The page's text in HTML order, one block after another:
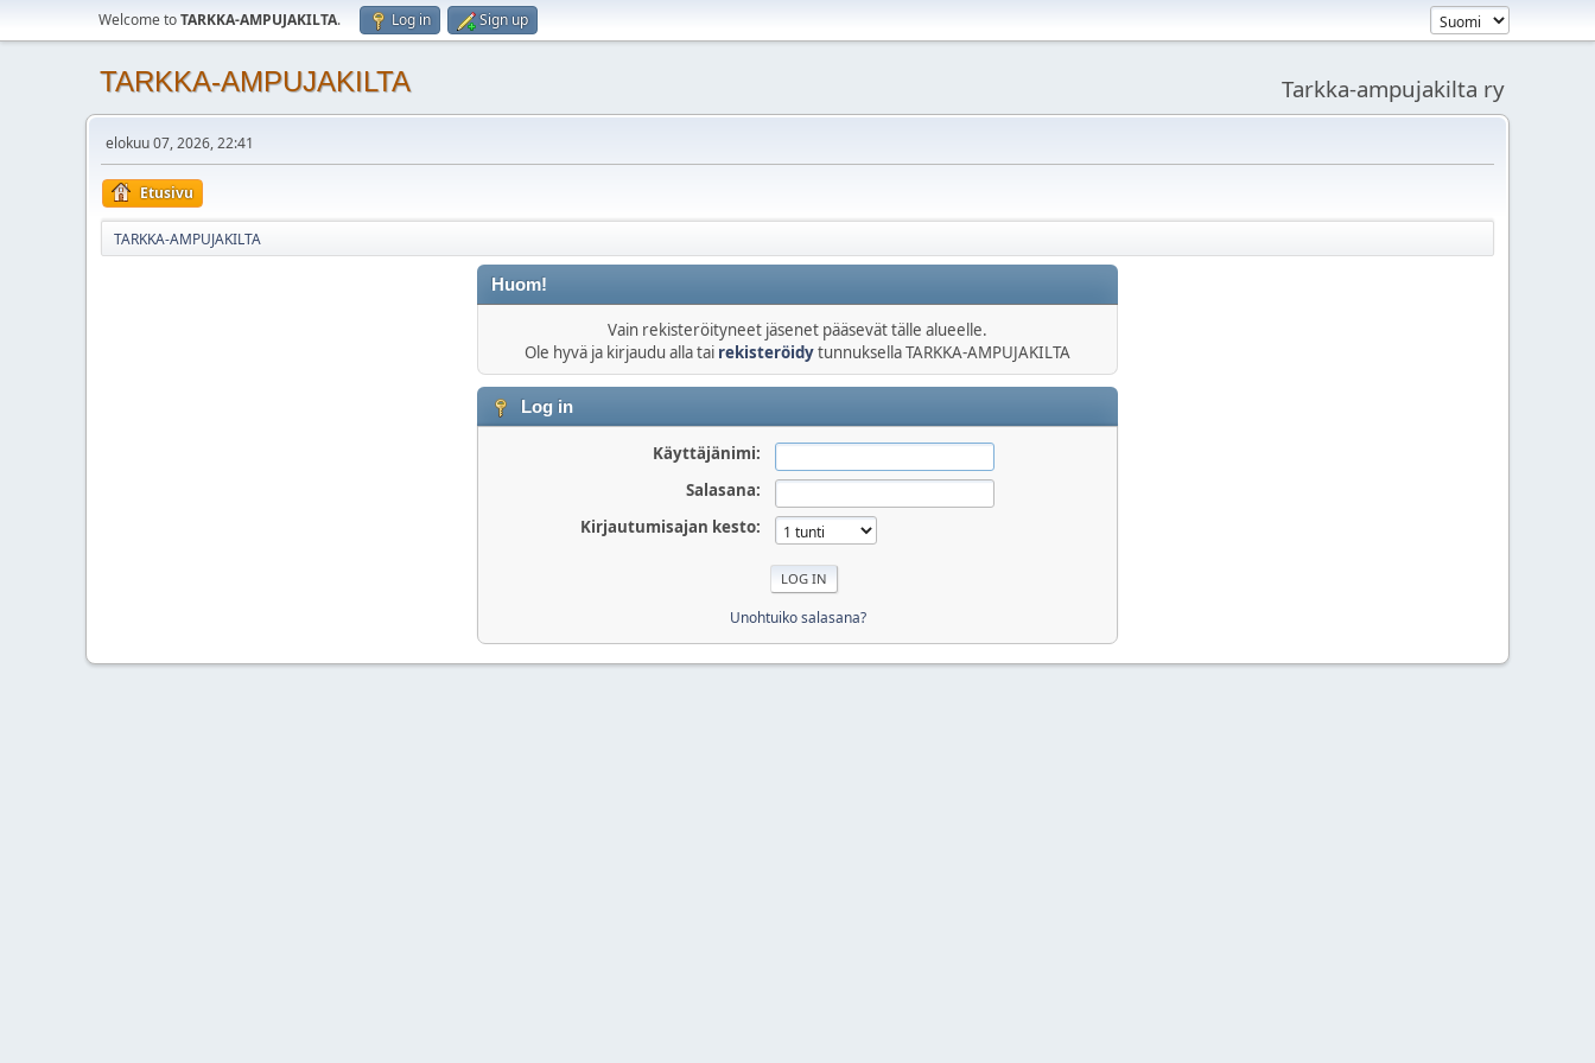
Welcome toTARKKA-AMPUJAKILTA. Log in Sign up
TARKKA-AMPUJAKILTA Tarkka-ampujakilta ry
elokuu 07, 2026, 22:41
Etusivu
TARKKA-AMPUJAKILTA
Huom!
Vain rekisteröityneet jäsenet pääsevät tälle alueelle.
Ole hyvä ja kirjaudu alla tai rekisteröidytunnuksella TARKKA-AMPUJAKILTA
Log in
Käyttäjänimi:
Salasana:
Kirjautumisajan kesto:
Unohtuiko salasana?